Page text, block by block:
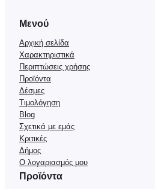
Μενού
Αρχική σελίδα
Χαρακτηριστικά
Περιπτώσεις χρήσης
Προϊόντα
Δέσμες
Τιμολόγηση
Blog
Σχετικά με εμάς
Κριτικές
Δήμος
Ο λογαριασμός μου
Προϊόντα